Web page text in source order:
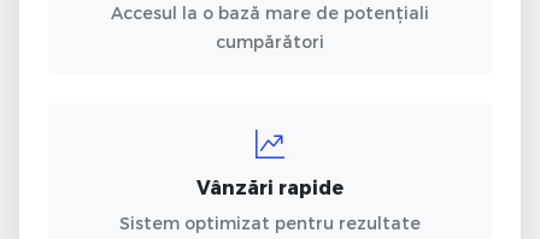
Accesul la o bază mare de potențiali
cumpărători
Vânzări rapide
Sistem optimizat pentru rezultate